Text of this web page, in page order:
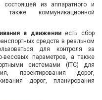
состоящей из аппаратного и
коммуникационной
в движенииесть сбор
средств в реальном
для контроля за
весовых параметров, а также
системами (ITС) для
проектирования дорог,
дорог, планирования